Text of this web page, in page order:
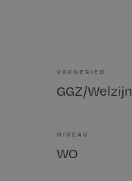
VAKGEBIED
GGZ/Welzijn
NIVEAU
WO